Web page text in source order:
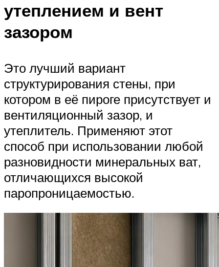
утеплением и вент
зазором
Это лучший вариант
структурирования стены, при
котором в её пироге присутствует и
вентиляционный зазор, и
утеплитель. Применяют этот
способ при использовании любой
разновидности минеральных ват,
отличающихся высокой
паропроницаемостью.